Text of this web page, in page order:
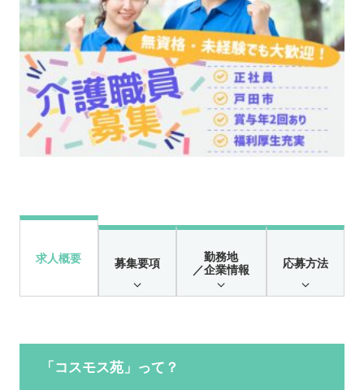
求人概要 募集要項
勤務地
／企業情報
応募方法
「コスモス苑」って？